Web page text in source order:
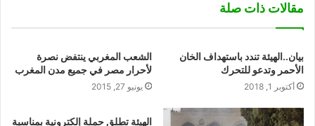
مقالات ذات صلة
بيان..الهيئة تندد باستهداف الخان
الأحمر وتدعو للتحرك
أكتوبر 1, 2018
الشعب المغربي ينتفض نصرة
لأحرار مصر في جميع مدن المغرب
يونيو 27, 2015
الهيئة تطلق حملة إلكترونية بمناسبة